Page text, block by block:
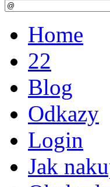
Home
22
Blog
Odkazy
Login
Jak